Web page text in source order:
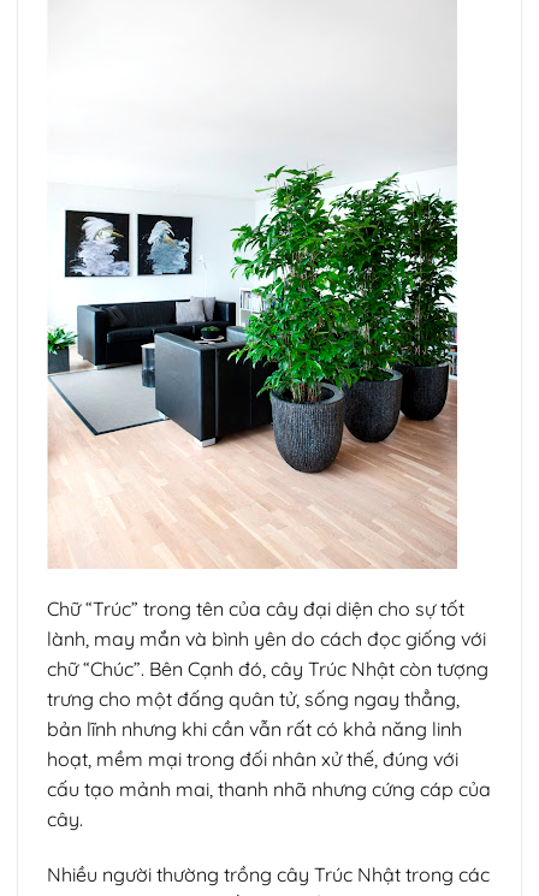
Chữ “Trúc” trong tên của cây đại diện cho sự tốt
lành, may mắn và bình yên do cách đọc giống với
chữ “Chúc”. Bên Cạnh đó, cây Trúc Nhật còn tượng
trưng cho một đấng quân tử, sống ngay thẳng,
bản lĩnh nhưng khi cần vẫn rất có khả năng linh
hoạt, mềm mại trong đối nhân xử thế, đúng với
cấu tạo mảnh mai, thanh nhã nhưng cứng cáp của
cây.
Nhiều người thường trồng cây Trúc Nhật trong các